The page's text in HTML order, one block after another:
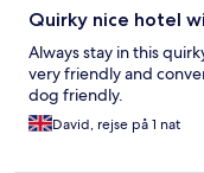
Quirky nice hotel
Always stay in this
very friendly and
dog friendly.
David, rejse på 1 nat